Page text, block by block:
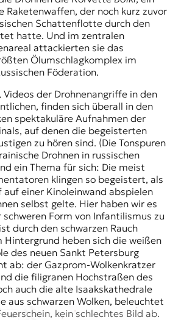
Raketenwaffen, der noch kurz zuvor
Schattenflotte durch den
hatte. Und im zentralen
attackierten sie das
Ölumschlagkomplex im
Föderation.
finden sich überall in den
spektakuläre Aufnahmen der
auf denen die begeisterten
zu hören sind. (Die Tonspuren
Drohnen in russischen
ein Thema für sich: Die meist
klingen so begeistert, als
einer Kinoleinwand abspielen
selbst gelte. Hier haben wir es
Form von Infantilismus zu
durch den schwarzen Rauch
Hintergrund heben sich die weißen
des neuen Sankt Petersburg
ab: der Gazprom-Wolkenkratzer
die filigranen Hochstraßen des
auch die alte Isaakskathedrale
aus schwarzen Wolken, beleuchtet
kein schlechtes Bild ab.